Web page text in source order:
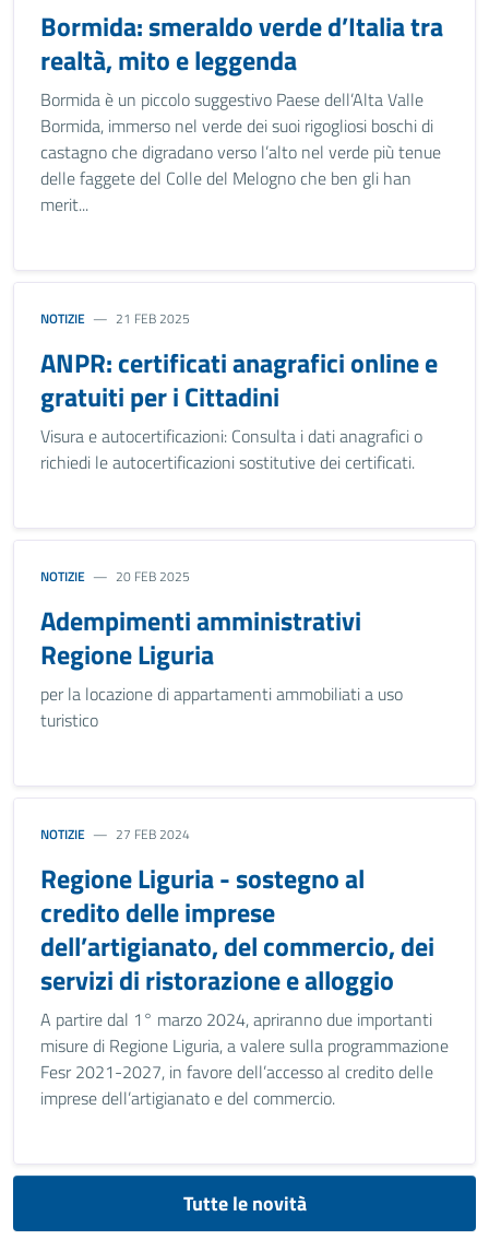
Bormida: smeraldo verde d’Italia tra
realtà, mito e leggenda
Bormida è un piccolo suggestivo Paese dell’Alta Valle
Bormida, immerso nel verde dei suoi rigogliosi boschi di
castagno che digradano verso l’alto nel verde più tenue
delle faggete del Colle del Melogno che ben gli han
merit...
NOTIZIE 21 FEB 2025
ANPR: certificati anagrafici online e
gratuiti per i Cittadini
Visura e autocertificazioni: Consulta i dati anagrafici o
richiedi le autocertificazioni sostitutive dei certificati.
NOTIZIE 20 FEB 2025
Adempimenti amministrativi
Regione Liguria
per la locazione di appartamenti ammobiliati a uso
turistico
NOTIZIE 27 FEB 2024
Regione Liguria - sostegno al
credito delle imprese
dell’artigianato, del commercio, dei
servizi di ristorazione e alloggio
A partire dal 1° marzo 2024, apriranno due importanti
misure di Regione Liguria, a valere sulla programmazione
Fesr 2021-2027, in favore dell’accesso al credito delle
imprese dell’artigianato e del commercio.
Tutte le novità